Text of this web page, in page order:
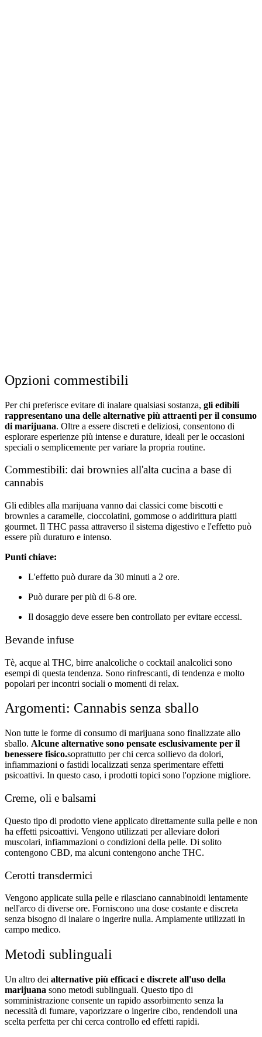
Opzioni commestibili
Per chi preferisce evitare di inalare qualsiasi sostanza, gli edibili
rappresentano una delle alternative più attraenti per il consumo
di marijuana. Oltre a essere discreti e deliziosi, consentono di
esplorare esperienze più intense e durature, ideali per le occasioni
speciali o semplicemente per variare la propria routine.
Commestibili: dai brownies all'alta cucina a base di
cannabis
Gli edibles alla marijuana vanno dai classici come biscotti e
brownies a caramelle, cioccolatini, gommose o addirittura piatti
gourmet. Il THC passa attraverso il sistema digestivo e l'effetto può
essere più duraturo e intenso.
Punti chiave:
L'effetto può durare da 30 minuti a 2 ore.
Può durare per più di 6-8 ore.
Il dosaggio deve essere ben controllato per evitare eccessi.
Bevande infuse
Tè, acque al THC, birre analcoliche o cocktail analcolici sono
esempi di questa tendenza. Sono rinfrescanti, di tendenza e molto
popolari per incontri sociali o momenti di relax.
Argomenti: Cannabis senza sballo
Non tutte le forme di consumo di marijuana sono finalizzate allo
sballo. Alcune alternative sono pensate esclusivamente per il
benessere fisico.soprattutto per chi cerca sollievo da dolori,
infiammazioni o fastidi localizzati senza sperimentare effetti
psicoattivi. In questo caso, i prodotti topici sono l'opzione migliore.
Creme, oli e balsami
Questo tipo di prodotto viene applicato direttamente sulla pelle e non
ha effetti psicoattivi. Vengono utilizzati per alleviare dolori
muscolari, infiammazioni o condizioni della pelle. Di solito
contengono CBD, ma alcuni contengono anche THC.
Cerotti transdermici
Vengono applicate sulla pelle e rilasciano cannabinoidi lentamente
nell'arco di diverse ore. Forniscono una dose costante e discreta
senza bisogno di inalare o ingerire nulla. Ampiamente utilizzati in
campo medico.
Metodi sublinguali
Un altro dei alternative più efficaci e discrete all'uso della
marijuana sono metodi sublinguali. Questo tipo di
somministrazione consente un rapido assorbimento senza la
necessità di fumare, vaporizzare o ingerire cibo, rendendoli una
scelta perfetta per chi cerca controllo ed effetti rapidi.